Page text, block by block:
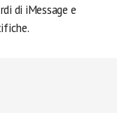
di iMessage e